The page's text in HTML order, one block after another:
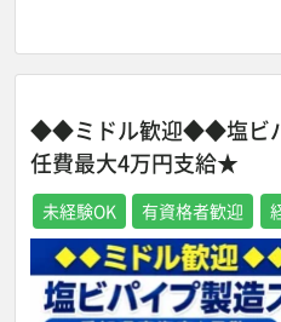
◆◆ミドル歓迎◆◆塩ビ
任費最大4万円支給★
未経験OK 有資格者歓迎